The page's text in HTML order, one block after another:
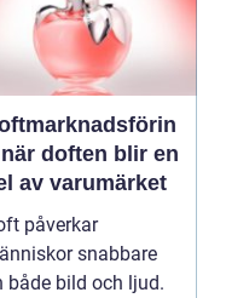
av varumärket
påverkar
snabbare
både bild och ljud.